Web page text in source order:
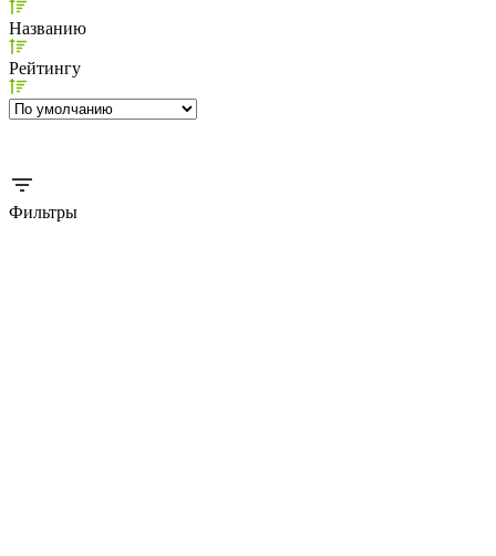
Названию
Рейтингу
Фильтры